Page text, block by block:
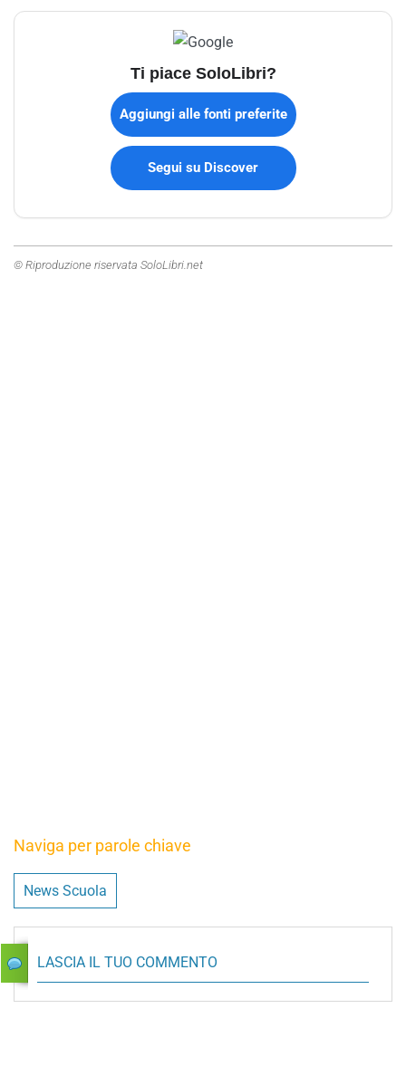
Ti piace SoloLibri?
Aggiungi alle fonti preferite
Segui su Discover
© Riproduzione riservata SoloLibri.net
Naviga per parole chiave
News Scuola
LASCIA IL TUO COMMENTO